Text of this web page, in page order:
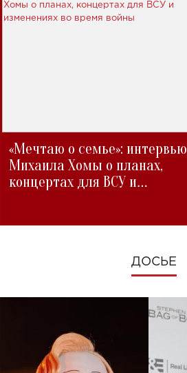
«Мечтаю о семье»: интервью
Михаила Хомы о планах,
концертах для ВСУ и
ДОСЬЕ